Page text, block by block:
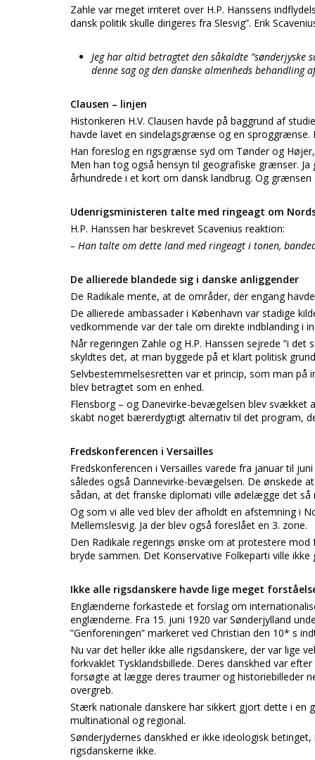
Zahle var meget irriteret over H.P. Hanssens
dansk politik skulle dirigeres fra Slesvig”. Erik
Jeg har altid betragtet den såkaldte ”sønderjyske
denne sag og den danske almenheds behandling
Clausen – linjen
Historikeren H.V. Clausen havde på baggrund af
havde lavet en sindelagsgrænse og en sproggrænse.
Han foreslog en rigsgrænse syd om Tønder og
Men han tog også hensyn til geografiske grænser.
århundrede i et kort om dansk landbrug. Og
Udenrigsministeren talte med ringeagt om
H.P. Hanssen har beskrevet Scavenius reaktion:
– Han talte om dette land med ringeagt i tonen,
De allierede blandede sig i danske anliggender
De Radikale mente, at de områder, der engang
De allierede ambassader i København var stadige
vedkommende var der tale om direkte indblanding i
Når regeringen Zahle og H.P. Hanssen sejrede ”i det
skyldtes det, at man byggede på et klart politisk
Selvbestemmelsesretten var et princip, som man på
blev betragtet som en enhed.
Flensborg – og Danevirke-bevægelsen blev svækket
skabt noget bærerdygtigt alternativ til det program,
Fredskonferencen i Versailles
Fredskonferencen i Versailles varede fra januar til
således også Dannevirke-bevægelsen. De ønskede
sådan, at det franske diplomati ville ødelægge det
Og som vi alle ved blev der afholdt en afstemning i
Mellemslesvig. Ja der blev også foreslået en 3. zone.
Den Radikale regerings ønske om at protestere
bryde sammen. Det Konservative Folkeparti ville
Ikke alle rigsdanskere havde lige meget
Englænderne forkastede et forslag om
englænderne. Fra 15. juni 1920 var Sønderjylland
”Genforeningen” markeret ved Christian den 10* s
Nu var det heller ikke alle rigsdanskere, der var lige
forkvaklet Tysklandsbillede. Deres danskhed var
forsøgte at lægge deres traumer og historiebilleder
overgreb.
Stærk nationale danskere har sikkert gjort dette i en
multinational og regional.
Sønderjydernes danskhed er ikke ideologisk
rigsdanskerne ikke.